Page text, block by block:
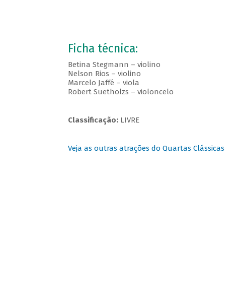
Ficha técnica:
Betina Stegmann – violino
Nelson Rios – violino
Marcelo Jaffé – viola
Robert Suetholzs – violoncelo
Classificação:LIVRE
Veja as outras atrações do Quartas Clássicas